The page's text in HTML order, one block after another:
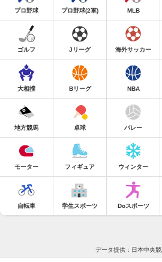
プロ野球 プロ野球(2軍) MLB
ゴルフ Jリーグ 海外サッカー
大相撲 Bリーグ NBA
地方競馬 卓球 バレー
モーター フィギュア ウィンター
自転車 学生スポーツ Doスポーツ
データ提供：日本中央